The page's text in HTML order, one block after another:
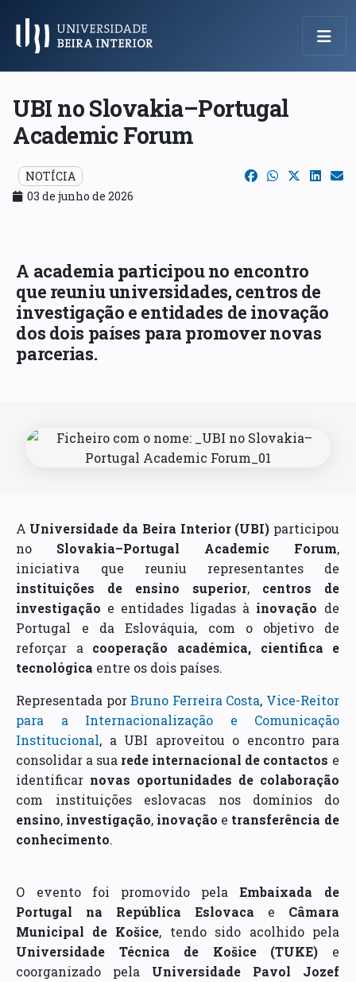
Menu Principal
UBI no Slovakia–Portugal
Academic Forum
NOTÍCIA
03 de junho de 2026
A academia participou no encontro
que reuniu universidades, centros de
investigação e entidades de inovação
dos dois países para promover novas
parcerias.
A Universidade da Beira Interior (UBI) participou
no Slovakia–Portugal Academic Forum,
iniciativa que reuniu representantes de
instituições de ensino superior, centros de
investigação e entidades ligadas à inovação de
Portugal e da Eslováquia, com o objetivo de
reforçar a cooperação académica, científica e
tecnológica entre os dois países.
Representada porBruno Ferreira Costa, Vice-Reitor
para a Internacionalização e Comunicação
Institucional, a UBI aproveitou o encontro para
consolidar a sua rede internacional de contactos e
identificar novas oportunidades de colaboração
com instituições eslovacas nos domínios do
ensino, investigação, inovação e transferência de
conhecimento.
O evento foi promovido pelaEmbaixada de
Portugal na República Eslovaca e Câmara
Municipal de Košice, tendo sido acolhido pela
Universidade Técnica de Košice (TUKE) e
coorganizado pela Universidade Pavol Jozef